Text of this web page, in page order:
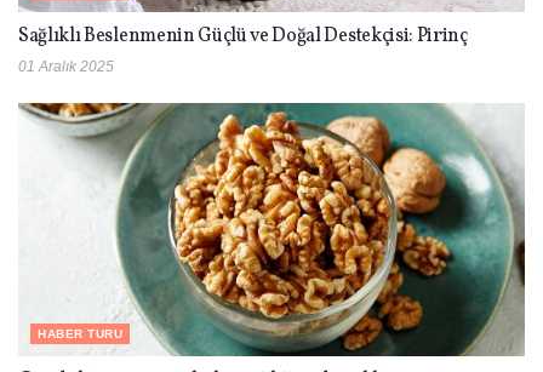
Sağlıklı Beslenmenin Güçlü ve Doğal Destekçisi: Pirinç
01 Aralık 2025
HABER TURU